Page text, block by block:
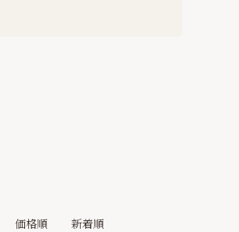
価格順 新着順